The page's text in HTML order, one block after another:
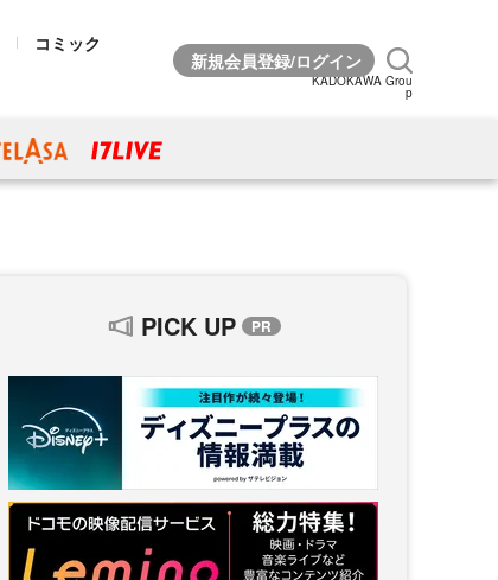
コミック
KADOKAWA Grou
p
PICK UP